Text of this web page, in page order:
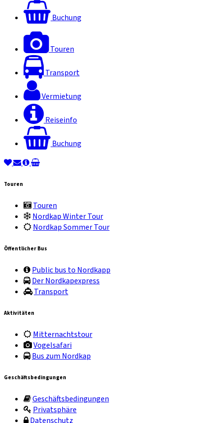
Buchung
Touren
Transport
Vermietung
Reiseinfo
Buchung
Touren
Touren
Nordkap Winter Tour
Nordkap Sommer Tour
Öffentlicher Bus
Public bus to Nordkapp
Der Nordkapexpress
Transport
Aktivitäten
Mitternachtstour
Vogelsafari
Bus zum Nordkap
Geschäftsbedingungen
Geschäftsbedingungen
Privatsphäre
Datenschutz